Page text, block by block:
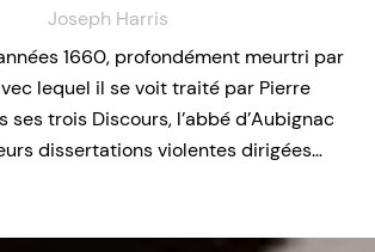
Joseph Harris
1660, profondément meurtri par
lequel il se voit traité par Pierre
ses trois Discours, l’abbé d’Aubignac
dissertations violentes dirigées…